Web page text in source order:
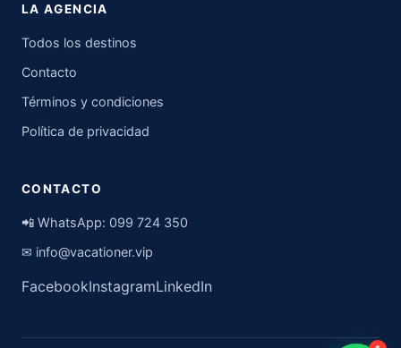
LA AGENCIA
Todos los destinos
Contacto
Términos y condiciones
Política de privacidad
CONTACTO
📲 WhatsApp: 099 724 350
✉ info@vacationer.vip
FacebookInstagramLinkedIn